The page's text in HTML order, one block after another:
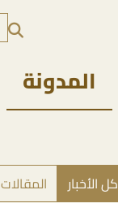
المدونة
كل الأخبار المقالات